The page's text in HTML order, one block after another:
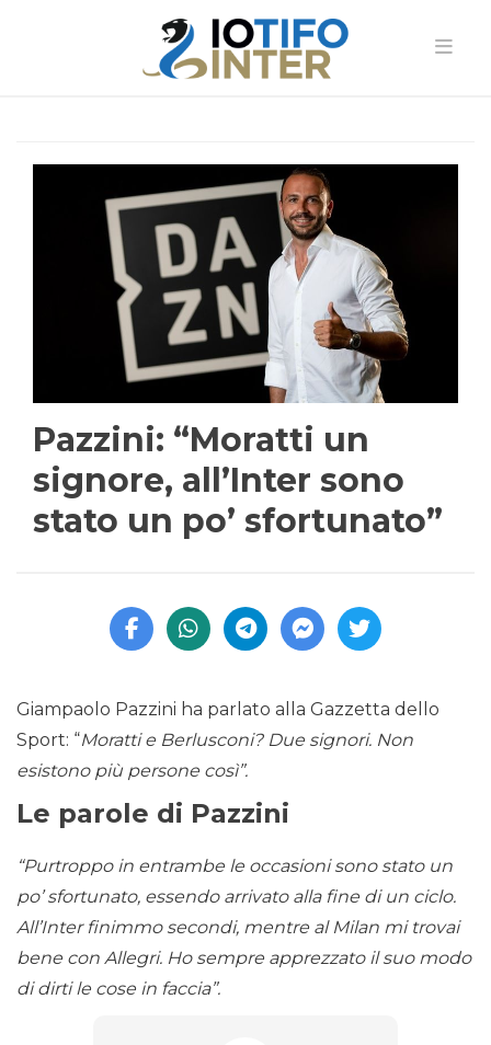
Pazzini: “Moratti un
signore, all’Inter sono
stato un po’ sfortunato”
Giampaolo Pazzini ha parlato alla Gazzetta dello
Sport: “Moratti e Berlusconi? Due signori. Non
esistono più persone così”.
Le parole di Pazzini
“Purtroppo in entrambe le occasioni sono stato un
po’ sfortunato, essendo arrivato alla fine di un ciclo.
All’Inter finimmo secondi, mentre al Milan mi trovai
bene con Allegri. Ho sempre apprezzato il suo modo
di dirti le cose in faccia”.